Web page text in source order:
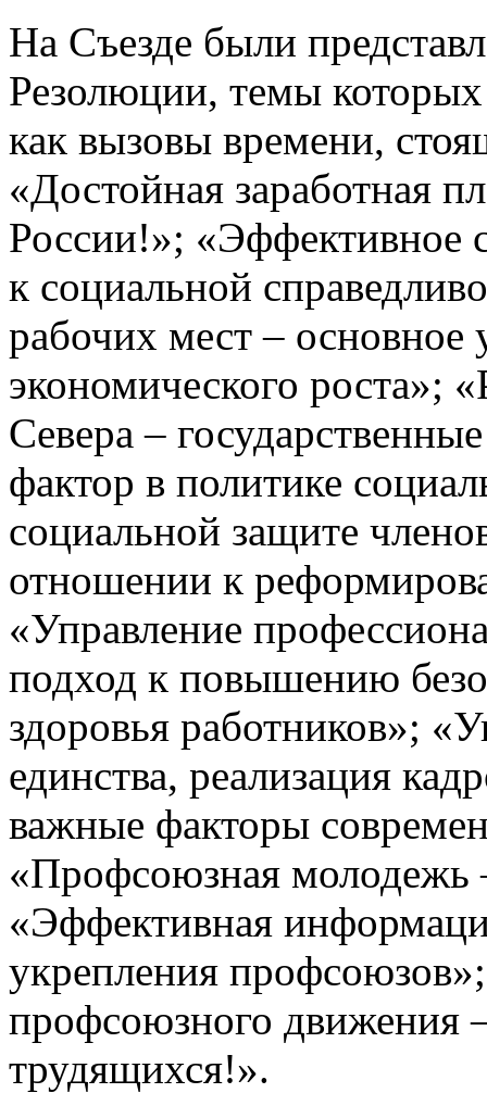
На Съезде были
Резолюции, темы
как вызовы времени,
«Достойная заработная
России!»; «Эффективное
к социальной
рабочих мест – основное
экономического роста»;
Севера –
фактор в политике
социальной защите
отношении к
«Управление
подход к повышению
здоровья работников»;
единства, реализация
важные факторы
«Профсоюзная
«Эффективная
укрепления
профсоюзного движения
трудящихся!».